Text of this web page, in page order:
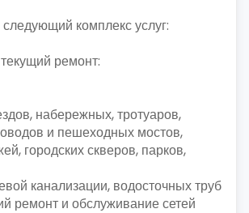
комплекс услуг:
ремонт:
набережных, тротуаров,
и пешеходных мостов,
городских скверов, парков,
канализации, водосточных труб
ремонт и обслуживание сетей